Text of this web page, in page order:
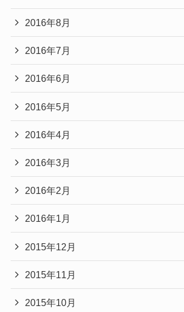
2016年8月
2016年7月
2016年6月
2016年5月
2016年4月
2016年3月
2016年2月
2016年1月
2015年12月
2015年11月
2015年10月